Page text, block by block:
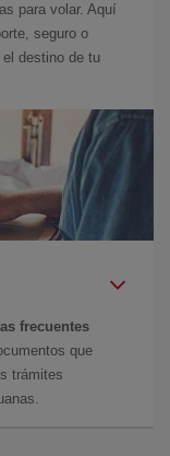
para volar. Aquí
seguro o
destino de tu
frecuentes
que
trámites